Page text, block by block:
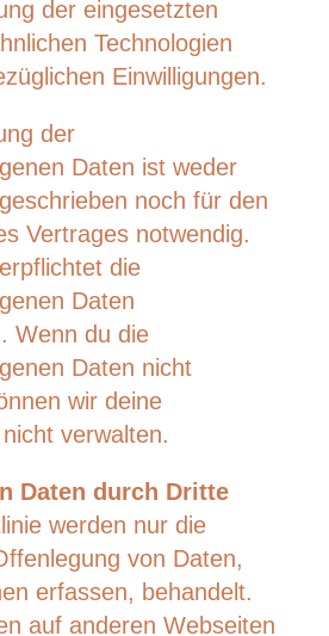
der eingesetzten
Technologien
Einwilligungen.
der
Daten ist weder
noch für den
Vertrages notwendig.
die
Daten
Wenn du die
Daten nicht
wir deine
verwalten.
Daten durch Dritte
werden nur die
von Daten,
erfassen, behandelt.
auf anderen Webseiten